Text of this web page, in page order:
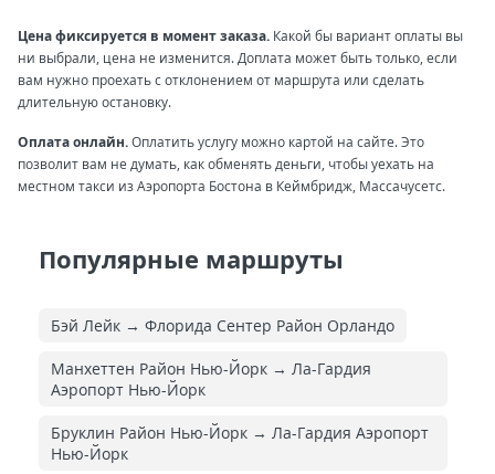
Цена фиксируется в момент заказа. Какой бы вариант оплаты вы
ни выбрали, цена не изменится. Доплата может быть только, если
вам нужно проехать с отклонением от маршрута или сделать
длительную остановку.
Оплата онлайн.Оплатить услугу можно картой на сайте. Это
позволит вам не думать, как обменять деньги, чтобы уехать на
местном такси из Аэропорта Бостона в Кеймбридж, Массачусетс.
Популярные маршруты
Бэй Лейк → Флорида Сентер Район Орландо
Манхеттен Район Нью-Йорк → Ла-Гардия
Аэропорт Нью-Йорк
Бруклин Район Нью-Йорк → Ла-Гардия Аэропорт
Нью-Йорк